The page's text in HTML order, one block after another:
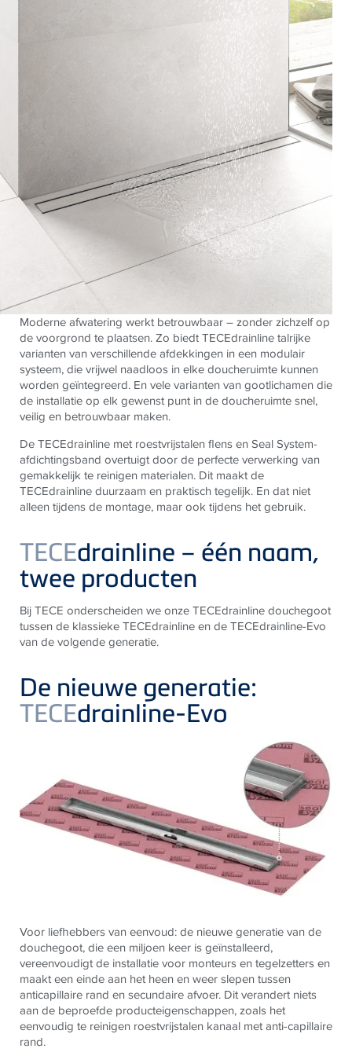
Moderne afwatering werkt betrouwbaar – zonder zichzelf op
de voorgrond te plaatsen. Zo biedt TECEdrainline talrijke
varianten van verschillende afdekkingen in een modulair
systeem, die vrijwel naadloos in elke doucheruimte kunnen
worden geïntegreerd. En vele varianten van gootlichamen die
de installatie op elk gewenst punt in de doucheruimte snel,
veilig en betrouwbaar maken.
De TECEdrainline met roestvrijstalen flens en Seal System-
afdichtingsband overtuigt door de perfecte verwerking van
gemakkelijk te reinigen materialen. Dit maakt de
TECEdrainline duurzaam en praktisch tegelijk. En dat niet
alleen tijdens de montage, maar ook tijdens het gebruik.
TECEdrainline – één naam,
twee producten
Bij TECE onderscheiden we onze TECEdrainline douchegoot
tussen de klassieke TECEdrainline en de TECEdrainline-Evo
van de volgende generatie.
De nieuwe generatie:
TECEdrainline-Evo
Voor liefhebbers van eenvoud: de nieuwe generatie van de
douchegoot, die een miljoen keer is geïnstalleerd,
vereenvoudigt de installatie voor monteurs en tegelzetters en
maakt een einde aan het heen en weer slepen tussen
anticapillaire rand en secundaire afvoer. Dit verandert niets
aan de beproefde producteigenschappen, zoals het
eenvoudig te reinigen roestvrijstalen kanaal met anti-capillaire
rand.